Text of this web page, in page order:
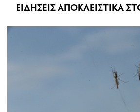
ΕΙΔΗΣΕΙΣ ΑΠΟΚΛΕΙΣΤΙΚΑ